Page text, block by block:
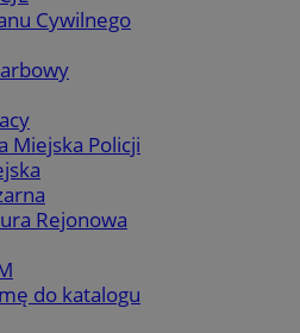
Cywilnego
Miejska Policji
Rejonowa
do katalogu